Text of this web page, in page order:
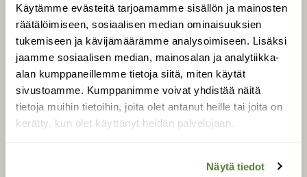
Käytämme evästeitä tarjoamamme sisällön ja mainosten
räätälöimiseen, sosiaalisen median ominaisuuksien
tukemiseen ja kävijämäärämme analysoimiseen. Lisäksi
jaamme sosiaalisen median, mainosalan ja analytiikka-
alan kumppaneillemme tietoja siitä, miten käytät
sivustoamme. Kumppanimme voivat yhdistää näitä
tietoja muihin tietoihin, joita olet antanut heille tai joita on
kerätty, kun olet käyttänyt heidän palvelujaan.
Näytä tiedot
Äänestä parasta juttua
Tilaa uutiskirje
SUOMEN LUONNON­
SUOJELU­LIITTO
Suomen Luonto -lehden
luonnonsuojelu­liitto.